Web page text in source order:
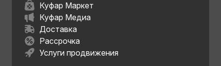
Куфар Маркет
Куфар Медиа
Доставка
Рассрочка
Услуги продвижения